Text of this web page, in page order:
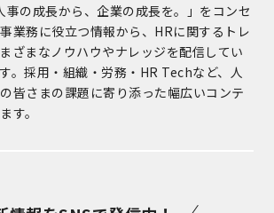
事の成長から、企業の成長を。」をコンセ
業務に役立つ情報から、HRに関するトレ
ざまなノウハウやナレッジを配信してい
。採用・組織・労務・HR Techなど、人
皆さまの課題に寄り添った幅広いコンテ
す。